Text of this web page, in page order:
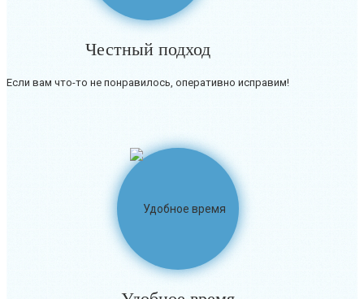
Честный подход
Если вам что-то не понравилось, оперативно исправим!